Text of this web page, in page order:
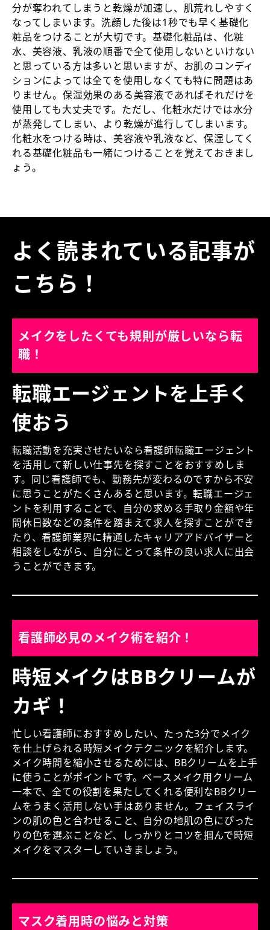
分が奪われてしまうと乾燥が加速し、肌荒れしやすく
なってしまいます。洗顔した後は1秒でも早く基礎化
粧品をつけることが大切です。基礎化粧品は、化粧
水、美容液、乳液の順番で全て使用しないといけない
と思っている方は多いと思いますが、お肌のコンディ
ションによっては全てを使用しなくても特に問題はあ
りません。保湿効果のある美容液であればそれだけを
使用しても大丈夫です。ただし、化粧水だけでは水分
が蒸発してしまい、より乾燥が進行してしまいます。
化粧水をつける時は、美容液や乳液など、保湿してく
れる基礎化粧品も一緒につけることを覚えておきまし
ょう。
よく読まれている記事が
こちら！
メイクをしたくても規則が厳しいなら転
職！
転職エージェントを上手く
使おう
転職活動を充実させたいなら看護師転職エージェント
を活用して新しい仕事先を探すことをおすすめしま
す。同じ看護師でも、勤務先が変わるのですから不安
に思うことがたくさんあると思います。転職エージェ
ントを利用することで、自分の求める手取り金額や年
間休日数などの条件を踏まえて求人を探すことができ
たり、看護師業界に精通したキャリアアドバイザーと
相談をしながら、自分にとって条件の良い求人に出会
うことができます。
看護師必見のメイク術を紹介！
時短メイクはBBクリームが
カギ！
忙しい看護師におすすめしたい、たった3分でメイク
を仕上げられる時短メイクテクニックを紹介します。
メイク時間を縮小させるためには、BBクリームを上手
に使うことがポイントです。ベースメイク用クリーム
一本で、全ての役割を果たしてくれる便利なBBクリー
ムをうまく活用しない手はありません。フェイスライ
ンの肌の色と合わせること、自分の地肌の色にぴった
りの色を選ぶことなど、しっかりとコツを掴んで時短
メイクをマスターしていきましょう。
マスク着用時の悩みと対策